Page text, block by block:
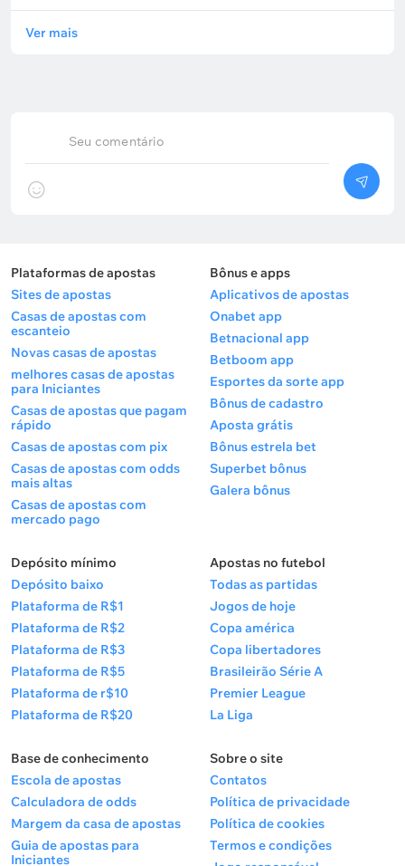
Ver mais
Seu comentário
Plataformas de apostas
Sites de apostas
Casas de apostas com
escanteio
Novas casas de apostas
melhores casas de apostas
para Iniciantes
Casas de apostas que pagam
rápido
Casas de apostas com pix
Casas de apostas com odds
mais altas
Casas de apostas com
mercado pago
Bônus e apps
Aplicativos de apostas
Onabet app
Betnacional app
Betboom app
Esportes da sorte app
Bônus de cadastro
Aposta grátis
Bônus estrela bet
Superbet bônus
Galera bônus
Depósito mínimo
Depósito baixo
Plataforma de R$1
Plataforma de R$2
Plataforma de R$3
Plataforma de R$5
Plataforma de r$10
Plataforma de R$20
Apostas no futebol
Todas as partidas
Jogos de hoje
Copa américa
Copa libertadores
Brasileirão Série A
Premier League
La Liga
Base de conhecimento
Escola de apostas
Calculadora de odds
Margem da casa de apostas
Guia de apostas para
Iniciantes
Sobre o site
Contatos
Política de privacidade
Política de cookies
Termos e condições